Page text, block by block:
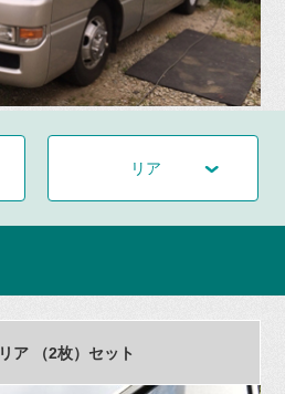
リア
ア （2枚）セット